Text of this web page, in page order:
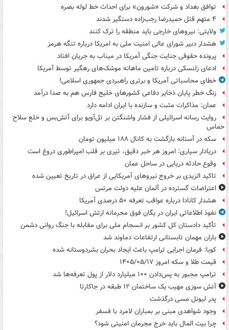
توافق بغداد و شرکت «شورون» برای احداث خط لوله بصره
۴ متهم قتل حمیدرضا رجب‌زاده دستگیر شدند
ولایتی: نیروهای خارجی باید منطقه را ترک کنند
هشدار دبیر شورای عالی امنیت ملی به امریکا درباره تنگه هرمز
پرونده حقوقی جنایت جنگی آمریکا در میناب به جریان افتاد
ادعای زلنسکی درباره تامین ماهانه موشک‌های رهگیر توسط آمریکا
خطای محاسباتی آمریکا و برتری راهبردی جمهوری اسلامی!
زنگ خطر پایان ذخایر دفاعی کشورهای خلیج فارس هم به صدا درآمد
عمان: مذاکرات مثبت و سازنده با ایران ادامه دارد
روایت رسانه اسرائیلی از فشار واشنگتن بر تل‌آویو برای آتش‌بس و خلع سلاح
حماس
سکه در آستانه بازگشت به کانال ۱۸۸ میلیون تومان
دریادار سیاری: امروز هر خبر دقیق، تیری بر قلب امپراطوری دروغ است
وقوع حادثه دریایی در ساحل عمان
تاکید الزیدی بر خروج نیروهای آمریکایی از عراق در تاریخ تعیین شده
اعتراضات گسترده در آلمان علیه دولت مرتس
هشدار کانادا درباره عواقب تعرفه ۵۰ درصدی آمریکا
نفوذ اطلاعاتی ایران در یگان فوق محرمانه ارتش اسرائیل!
تأکید دادستان کل کشور بر انسجام ملی برای مقابله با جنگ روانی دشمن
باران مهمان تابستانی ارتفاعات دماوند شد
کوبا: فرمان اجرایی ترامپ باعث ایجاد بحران بشردوستانه شده
قیمت طلا و سکه امروز ۱۴۰۵/۰۵/۱۷
ترامپ مجبور به پس‌دادن ۱۰۰ میلیارد دلار از پول تعرفه‌ها شد
آتش سوزی مهیب یک ساختمان ۱۲ طبقه در جاکارتا
پدر لیونل مسی درگذشت
وجود شواهدی مبنی بر بمباران لامرد با فسفر
چرا بیت المال باید خرج مجرمان امنیتی شود؟